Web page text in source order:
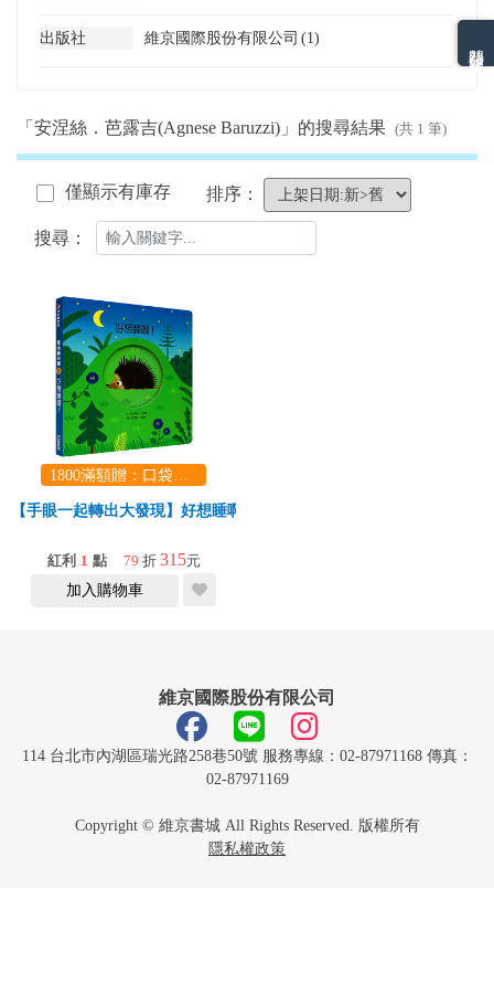
出版社 維京國際股份有限公司 (1)
「安涅絲．芭露吉(Agnese Baruzzi)」的搜尋結果 (共 1 筆)
僅顯示有庫存 排序：
搜尋：
1800滿額贈：口袋玩具一份（隨機出貨） (summer read)
【手眼一起轉出大發現】好想睡啊！
紅利 1 點 79 折 315元
加入購物車
維京國際股份有限公司
114 台北市內湖區瑞光路258巷50號 服務專線：02-87971168 傳真：
02-87971169
Copyright © 維京書城 All Rights Reserved. 版權所有
隱私權政策